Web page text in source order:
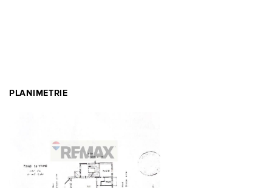
PLANIMETRIE